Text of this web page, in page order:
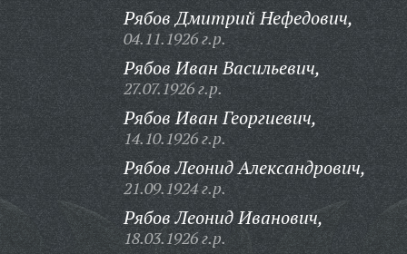
Рябов Дмитрий Нефедович,
04.11.1926 г.р.
Рябов Иван Васильевич,
27.07.1926 г.р.
Рябов Иван Георгиевич,
14.10.1926 г.р.
Рябов Леонид Александрович,
21.09.1924 г.р.
Рябов Леонид Иванович,
18.03.1926 г.р.